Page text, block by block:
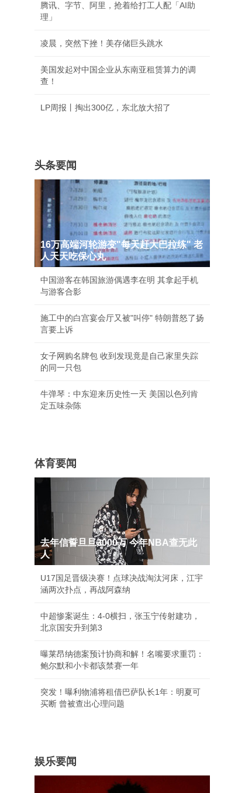
腾讯、字节、阿里，抢着给打工人配「AI助
理」
凌晨，突然下挫！美存储巨头跳水
美国发起对中国企业从东南亚租赁算力的调
查！
LP周报丨掏出300亿，东北放大招了
头条要闻
16万高端河轮游变"每天赶大巴拉练" 老
人天天吃保心丸
中国游客在韩国旅游偶遇李在明 其拿起手机
与游客合影
施工中的白宫宴会厅又被"叫停" 特朗普怒了扬
言要上诉
女子网购名牌包 收到发现竟是自己家里失踪
的同一只包
牛弹琴：中东迎来历史性一天 美国以色列肯
定五味杂陈
体育要闻
去年信誓旦旦3000万 今年NBA查无此
人
U17国足晋级决赛！点球决战淘汰河床，江宇
涵两次扑点，再战阿森纳
中超惨案诞生：4-0横扫，张玉宁传射建功，
北京国安升到第3
曝莱昂纳德案预计协商和解！名嘴要求重罚：
鲍尔默和小卡都该禁赛一年
突发！曝利物浦将租借巴萨队长1年：明夏可
买断 曾被查出心理问题
娱乐要闻